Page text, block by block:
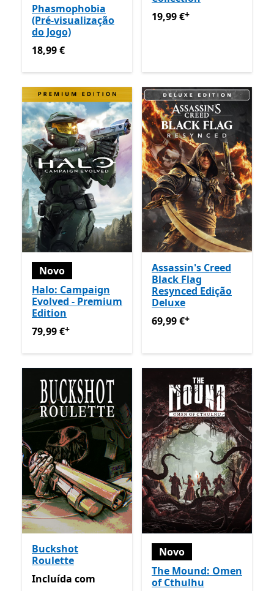
Phasmophobia
(Pré-visualização
do Jogo)
18,99 €
18,99 €
19,99 €Ofertas em
19,99 €+
Novo
Halo: Campaign
Evolved - Premium
Edition
79,99 €Ofertas em compras de aplicações
79,99 €+
Assassin's Creed
Black Flag
Resynced Edição
Deluxe
69,99 €Ofertas em
69,99 €+
Buckshot
Roulette
Incluída com Game Pass
Incluída com
Novo
The Mound: Omen
of Cthulhu